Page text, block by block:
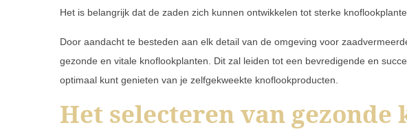
Het is belangrijk dat de zaden zich kunnen ontwikkelen tot sterke
Door aandacht te besteden aan elk detail van de omgeving voor
gezonde en vitale knoflookplanten. Dit zal leiden tot een bevredigende en
optimaal kunt genieten van je zelfgekweekte knoflookproducten.
Het selecteren van gezonde